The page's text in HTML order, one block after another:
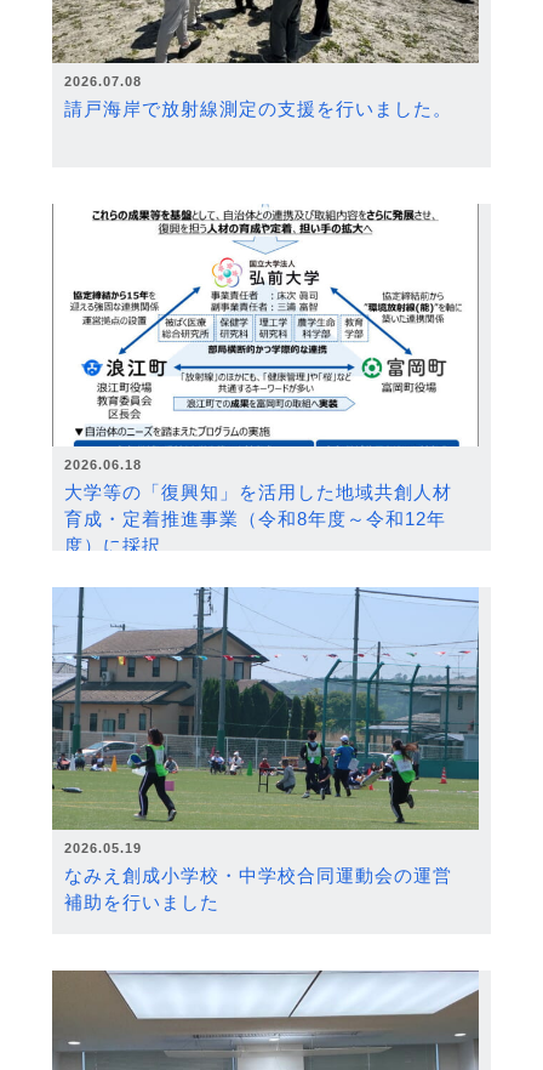
2026.07.08
請戸海岸で放射線測定の支援を行いました。
2026.06.18
大学等の「復興知」を活用した地域共創人材
育成・定着推進事業（令和8年度～令和12年
度）に採択
2026.05.19
なみえ創成小学校・中学校合同運動会の運営
補助を行いました